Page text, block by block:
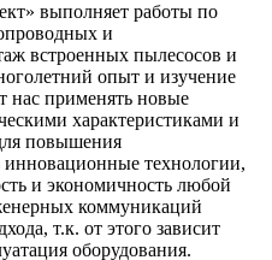
выполняет работы по
и
встроенных пылесосов и
опыт и изучение
нас применять новые
характеристиками и
повышения
инновационные технологии,
и экономичность любой
коммуникаций
т.к. от этого зависит
оборудования.